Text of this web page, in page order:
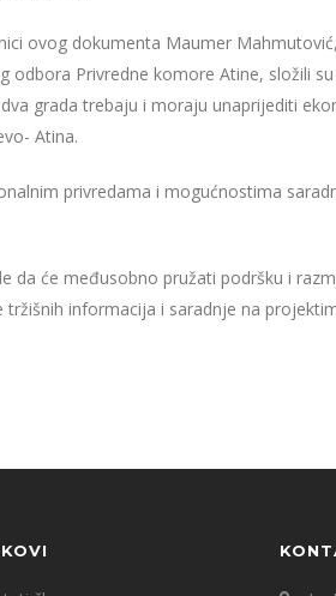
ovog dokumenta Maumer
odbora Privredne komore Atine, složili su
dva grada trebaju i moraju unaprijediti
Atina.
privredama i mogućnostima
da će međusobno pružati podršku i
informacija i saradnje na